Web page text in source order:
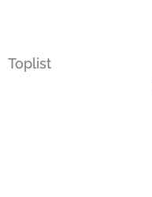
Toplist